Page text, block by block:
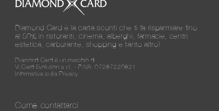
Diamond Card è la carta sconti che ti fa risparmiare fino
al 50% in ristoranti, cinema, alberghi, farmacie, centri
estetica, carburante, shopping e tanto altro!
Diamond Card è un marchio di
Vi.Card Evolution s.r.l. - P.IVA: 07287220821
Informativa sulla Privacy
Come contattarci